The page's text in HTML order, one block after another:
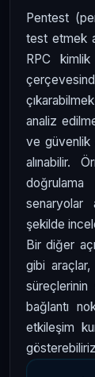
Pentest
test etmek
RPC kimlik
analiz
ve güvenlik
alınabilir.
doğrulama
senaryolar
şekilde
Bir diğer
gibi araçlar,
süreçlerinin
bağlantı
etkileşim